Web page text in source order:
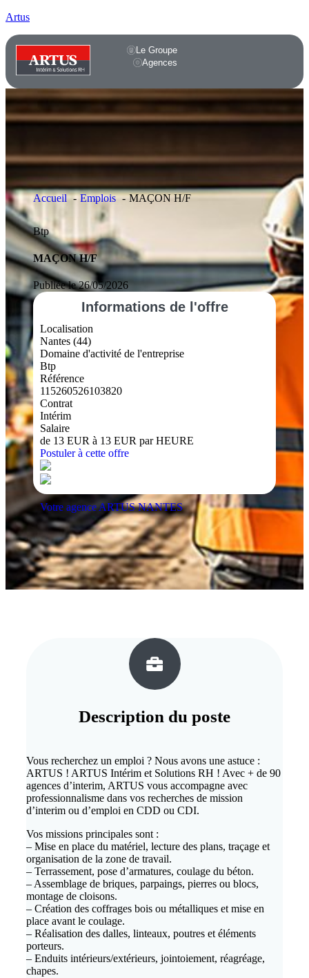
Artus
Le Groupe
Agences
Accueil Emplois MAÇON H/F
Btp
MAÇON H/F
Publiée le 26/05/2026
Informations de l'offre
Localisation
Nantes (44)
Domaine d'activité de l'entreprise
Btp
Référence
115260526103820
Contrat
Intérim
Salaire
de 13 EUR à 13 EUR par HEURE
Postuler à cette offre
Votre agence ARTUS NANTES
Description du poste
Vous recherchez un emploi ? Nous avons une astuce :
ARTUS ! ARTUS Intérim et Solutions RH ! Avec + de 90
agences d’interim, ARTUS vous accompagne avec
professionnalisme dans vos recherches de mission
d’interim ou d’emploi en CDD ou CDI.
Vos missions principales sont :
– Mise en place du matériel, lecture des plans, traçage et
organisation de la zone de travail.
– Terrassement, pose d’armatures, coulage du béton.
– Assemblage de briques, parpaings, pierres ou blocs,
montage de cloisons.
– Création des coffrages bois ou métalliques et mise en
place avant le coulage.
– Réalisation des dalles, linteaux, poutres et éléments
porteurs.
– Enduits intérieurs/extérieurs, jointoiement, réagréage,
chapes.